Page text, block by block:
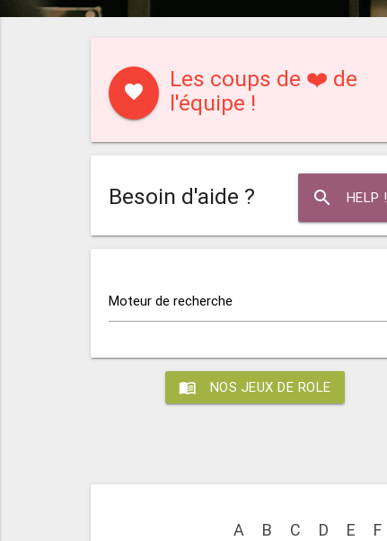
favorite
Les coups de ❤️ de
l'équipe !
search HELP !
Besoin d'aide ?
Moteur de recherche
menu_book NOS JEUX DE ROLE
A B C D E F